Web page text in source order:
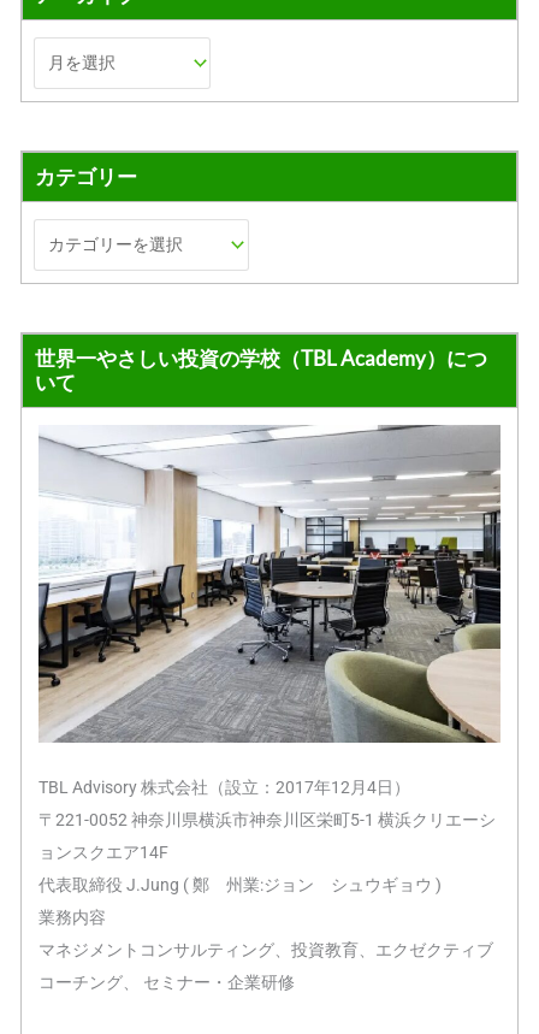
カテゴリー
世界一やさしい投資の学校（TBL Academy）につ
いて
TBL Advisory 株式会社（設立：2017年12月4日）
〒221-0052 神奈川県横浜市神奈川区栄町5-1 横浜クリエーシ
ョンスクエア14F
代表取締役 J.Jung ( 鄭 州業:ジョン シュウギョウ )
業務内容
マネジメントコンサルティング、投資教育、エクゼクティブ
コーチング、 セミナー・企業研修